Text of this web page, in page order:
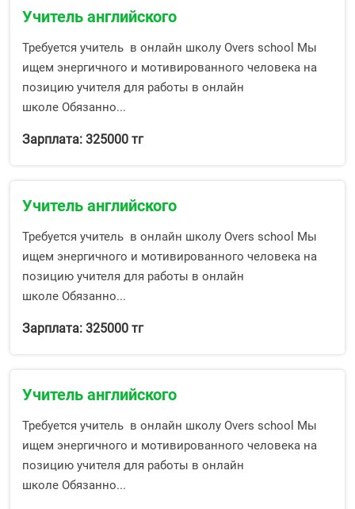
Учитель английского
Требуется учитель в онлайн школу Overs school Мы
ищем энергичного и мотивированного человека на
позицию учителя для работы в онлайн
школе Обязанно...
Зарплата: 325000 тг
Учитель английского
Требуется учитель в онлайн школу Overs school Мы
ищем энергичного и мотивированного человека на
позицию учителя для работы в онлайн
школе Обязанно...
Зарплата: 325000 тг
Учитель английского
Требуется учитель в онлайн школу Overs school Мы
ищем энергичного и мотивированного человека на
позицию учителя для работы в онлайн
школе Обязанно...